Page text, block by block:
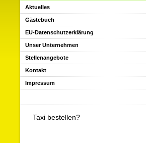
Aktuelles
Gästebuch
EU-Datenschutzerklärung
Unser Unternehmen
Stellenangebote
Kontakt
Impressum
Taxi bestellen?